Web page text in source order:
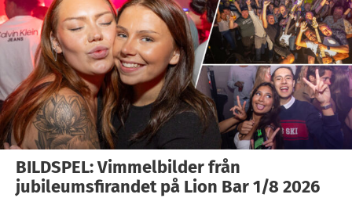
BILDSPEL: Vimmelbilder från
jubileumsfirandet på Lion Bar 1/8 2026